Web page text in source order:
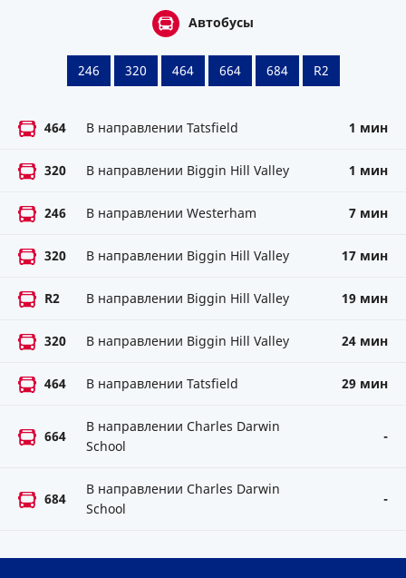
Автобусы
246 320 464 664 684 R2
464 В направлении Tatsfield 1 мин
320 В направлении Biggin Hill Valley 1 мин
246 В направлении Westerham 7 мин
320 В направлении Biggin Hill Valley 17 мин
R2 В направлении Biggin Hill Valley 19 мин
320 В направлении Biggin Hill Valley 24 мин
464 В направлении Tatsfield 29 мин
664
В направлении Charles Darwin
School
-
684
В направлении Charles Darwin
School
-